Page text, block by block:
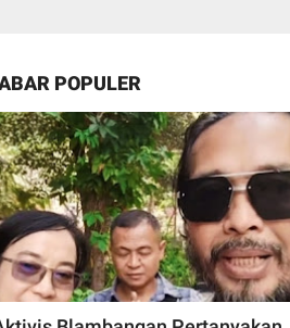
POPULER